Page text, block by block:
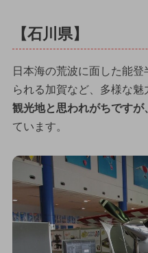
【石川県】
日本海の荒波に面した能
られる加賀など、多様な魅
観光地と思われがちです
ています。